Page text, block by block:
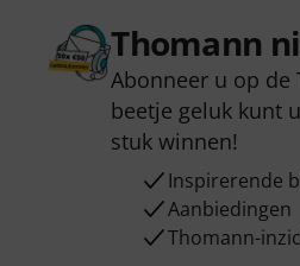
Thomann
Abonneer u op de
beetje geluk kunt
stuk winnen!
Inspirerende
Aanbiedingen
Thomann-